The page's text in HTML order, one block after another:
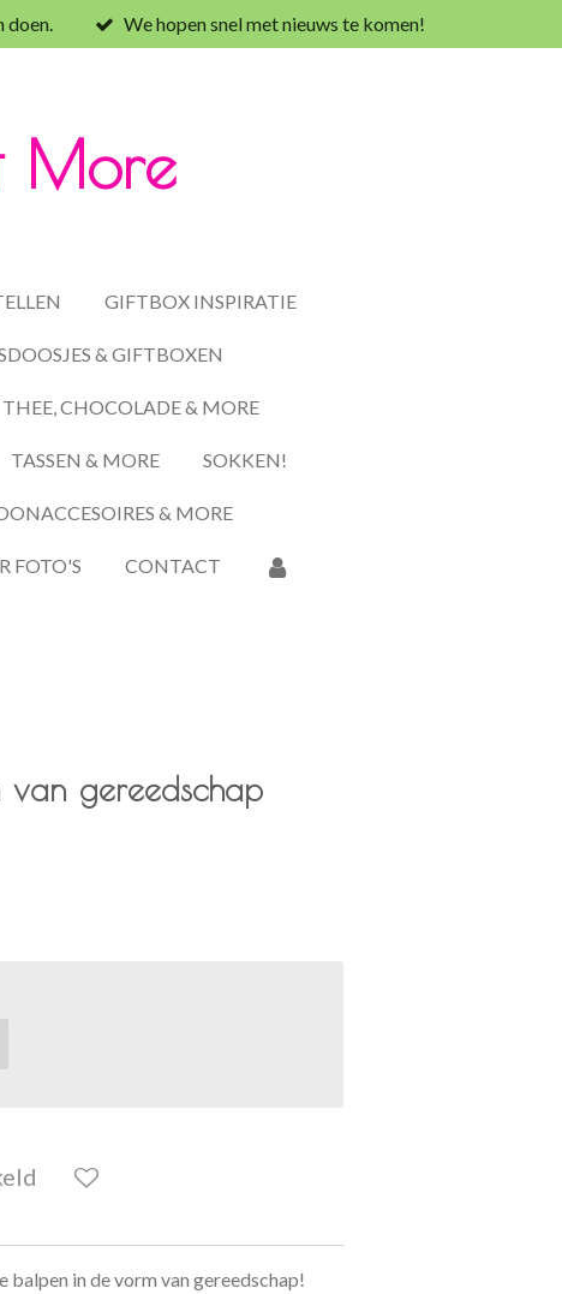
doen. We hopen snel met nieuws te komen!
More
GIFTBOX INSPIRATIE
& GIFTBOXEN
THEE, CHOCOLADE & MORE
TASSEN & MORE SOKKEN!
& MORE
FOTO'S CONTACT
van gereedschap
balpen in de vorm van gereedschap!